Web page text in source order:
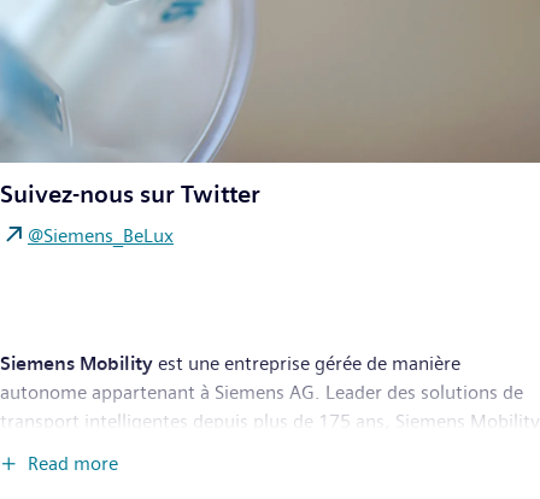
Suivez-nous sur Twitter
@Siemens_BeLux
Siemens Mobility est une entreprise gérée de manière
autonome appartenant à Siemens AG. Leader des solutions de
transport intelligentes depuis plus de 175 ans, Siemens Mobility
Read more